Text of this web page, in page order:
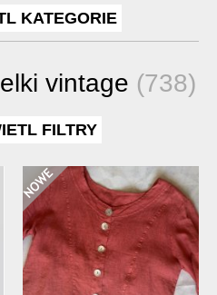
KATEGORIE
vintage (738)
FILTRY